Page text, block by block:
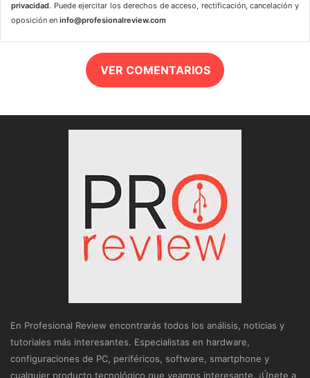
privacidad. Puede ejercitar los derechos de acceso, rectificación, cancelación y
oposición en info@profesionalreview.com
VER COMENTARIOS
En Profesional Review encontrarás todos los análisis, noticias y
tutoriales más interesantes. Especialistas en hardware,
configuraciones de PC, periféricos, software, smartphone y
cualquier producto tecnológico que veamos interesante. ¡Únete a